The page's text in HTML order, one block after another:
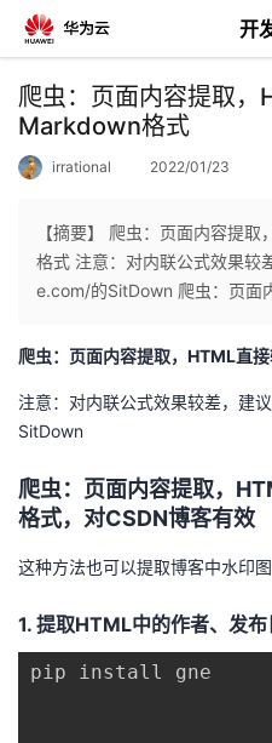
开
返
回
个
人
主
我
的
发
爬虫：页面内容提取，
Markdown格式
irrational 2022/01/23
【摘要】 爬虫：页面内容提
格式 注意：对内联公式效果
e.com/的SitDown 爬虫：页面
爬虫：页面内容提取，HTML直
注意：对内联公式效果较差，
SitDown
爬虫：页面内容提取，
格式，对CSDN博客有效
这种方法也可以提取博客中水印图
1. 提取HTML中的作者、发
pip install gne